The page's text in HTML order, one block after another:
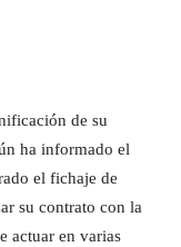
de su
ha informado el
el fichaje de
su contrato con la
actuar en varias